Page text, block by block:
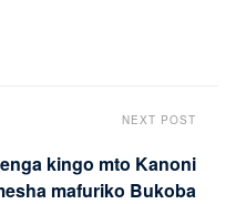
NEXT POST
kingo mto Kanoni
mafuriko Bukoba